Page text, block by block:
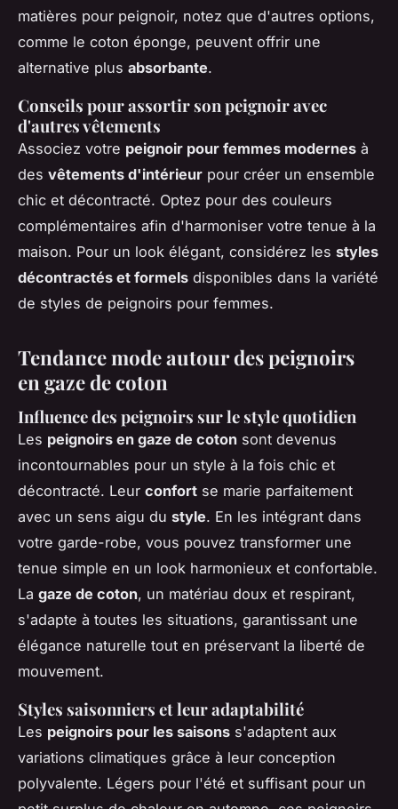
matières pour peignoir, notez que d'autres options,
comme le coton éponge, peuvent offrir une
alternative plus absorbante.
Conseils pour assortir son peignoir avec
d'autres vêtements
Associez votre peignoir pour femmes modernes à
des vêtements d'intérieur pour créer un ensemble
chic et décontracté. Optez pour des couleurs
complémentaires afin d'harmoniser votre tenue à la
maison. Pour un look élégant, considérez les styles
décontractés et formels disponibles dans la variété
de styles de peignoirs pour femmes.
Tendance mode autour des peignoirs
en gaze de coton
Influence des peignoirs sur le style quotidien
Les peignoirs en gaze de coton sont devenus
incontournables pour un style à la fois chic et
décontracté. Leur confort se marie parfaitement
avec un sens aigu du style. En les intégrant dans
votre garde-robe, vous pouvez transformer une
tenue simple en un look harmonieux et confortable.
La gaze de coton, un matériau doux et respirant,
s'adapte à toutes les situations, garantissant une
élégance naturelle tout en préservant la liberté de
mouvement.
Styles saisonniers et leur adaptabilité
Les peignoirs pour les saisons s'adaptent aux
variations climatiques grâce à leur conception
polyvalente. Légers pour l'été et suffisant pour un